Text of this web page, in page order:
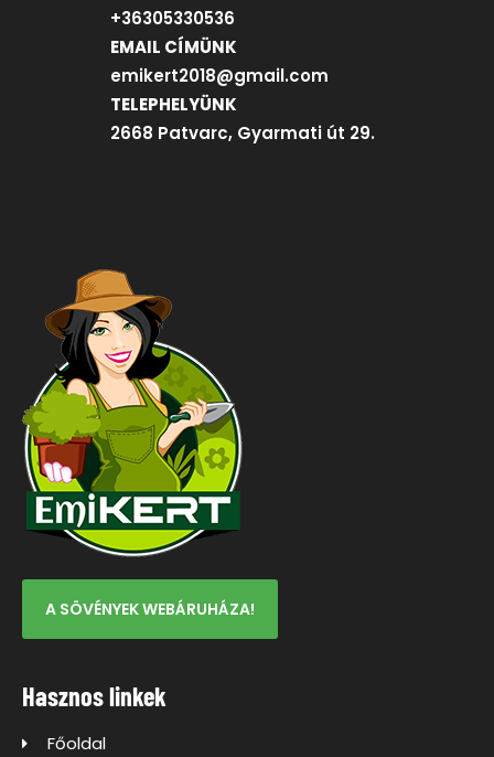
+36305330536
EMAIL CÍMÜNK
emikert2018@gmail.com
TELEPHELYÜNK
2668 Patvarc, Gyarmati út 29.
A SÖVÉNYEK WEBÁRUHÁZA!
Hasznos linkek
Főoldal